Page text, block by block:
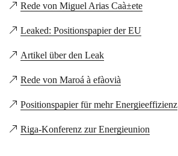
Rede von Miguel Arias Caà±ete
Leaked: Positionspapier der EU
Artikel über den Leak
Rede von Maroá à efàovià
Positionspapier für mehr Energieeffizienz
Riga-Konferenz zur Energieunion